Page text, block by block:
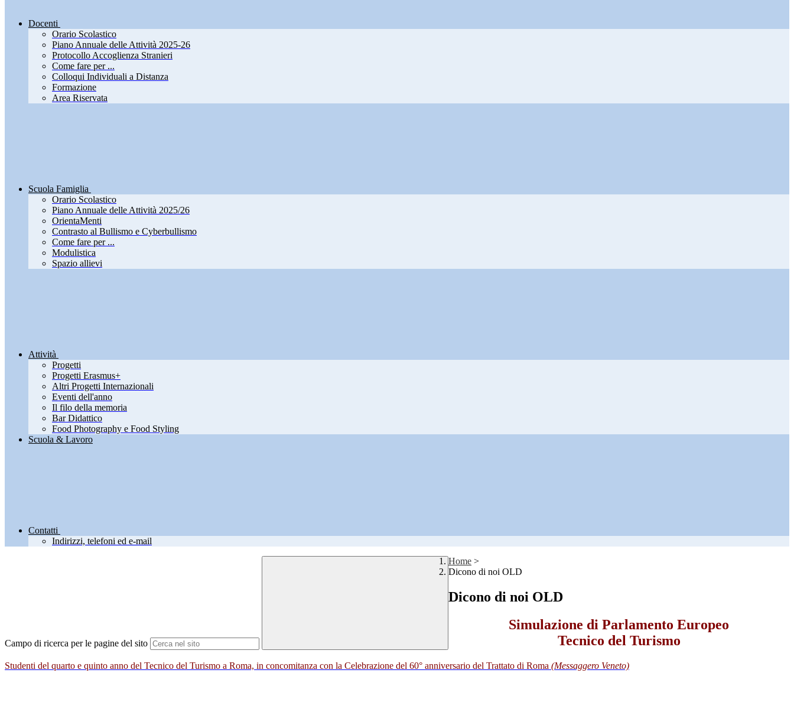
Docenti
Orario Scolastico
Piano Annuale delle Attività 2025-26
Protocollo Accoglienza Stranieri
Come fare per ...
Colloqui Individuali a Distanza
Formazione
Area Riservata
Scuola Famiglia
Orario Scolastico
Piano Annuale delle Attività 2025/26
OrientaMenti
Contrasto al Bullismo e Cyberbullismo
Come fare per ...
Modulistica
Spazio allievi
Attività
Progetti
Progetti Erasmus+
Altri Progetti Internazionali
Eventi dell'anno
Il filo della memoria
Bar Didattico
Food Photography e Food Styling
Scuola & Lavoro
Contatti
Indirizzi, telefoni ed e-mail
Campo di ricerca per le pagine del sito
Home >
Dicono di noi OLD
Dicono di noi OLD
Simulazione di Parlamento Europeo
Tecnico del Turismo
Studenti del quarto e quinto anno del Tecnico del Turismo a Roma, in concomitanza con la Celebrazione del 60° anniversario del Trattato di Roma (Messaggero Veneto)